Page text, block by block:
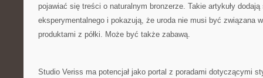
pojawiać się treści o naturalnym bronzerze. Takie artykuły
eksperymentalnego i pokazują, że uroda nie musi być związana
produktami z półki. Może być także zabawą.
Studio Veriss ma potencjał jako portal z poradami dotyczącymi